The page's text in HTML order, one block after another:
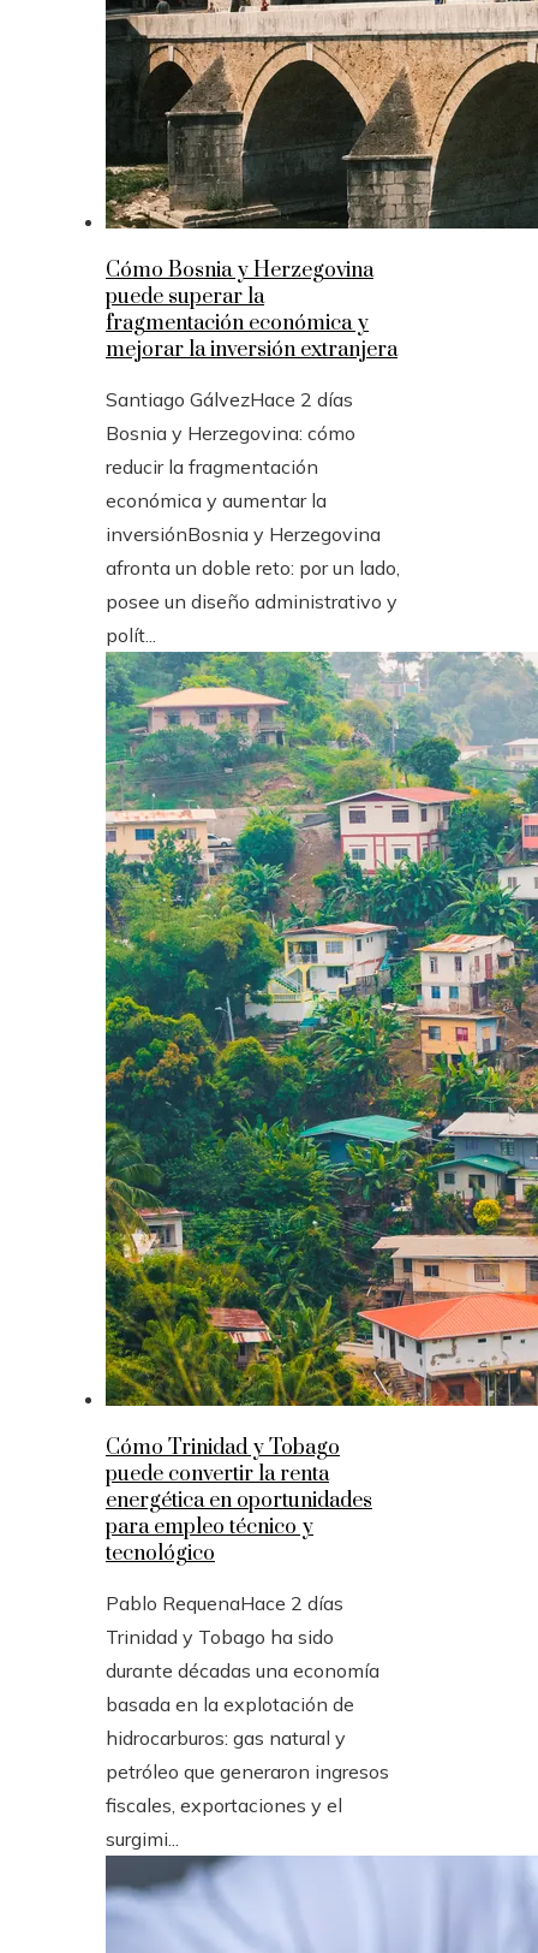
Cómo Bosnia y Herzegovina
puede superar la
fragmentación económica y
mejorar la inversión extranjera
Santiago GálvezHace 2 días
Bosnia y Herzegovina: cómo
reducir la fragmentación
económica y aumentar la
inversiónBosnia y Herzegovina
afronta un doble reto: por un lado,
posee un diseño administrativo y
polít...
Cómo Trinidad y Tobago
puede convertir la renta
energética en oportunidades
para empleo técnico y
tecnológico
Pablo RequenaHace 2 días
Trinidad y Tobago ha sido
durante décadas una economía
basada en la explotación de
hidrocarburos: gas natural y
petróleo que generaron ingresos
fiscales, exportaciones y el
surgimi...